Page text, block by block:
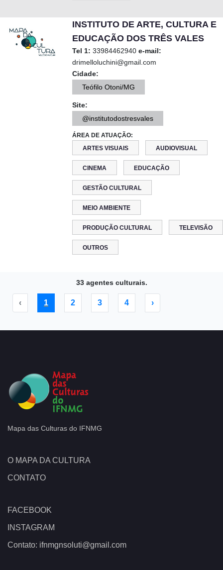
INSTITUTO DE ARTE, CULTURA E
EDUCAÇÃO DOS TRÊS VALES
Tel 1: 33984462940 e-mail:
drimelloluchini@gmail.com
Cidade:
Teófilo Otoni/MG
Site:
@institutodostresvales
ÁREA DE ATUAÇÃO:
ARTES VISUAIS
AUDIOVISUAL
CINEMA EDUCAÇÃO
GESTÃO CULTURAL
MEIO AMBIENTE
PRODUÇÃO CULTURAL TELEVISÃO
OUTROS
33 agentes culturais.
‹ 1 2 3 4 ›
Mapa das Culturas do IFNMG
O MAPA DA CULTURA
CONTATO
FACEBOOK
INSTAGRAM
Contato: ifnmgnsoluti@gmail.com